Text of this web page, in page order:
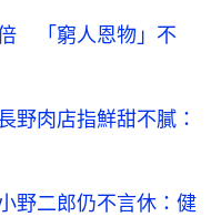
「窮人恩物」不
肉店指鮮甜不膩：
野二郎仍不言休：健